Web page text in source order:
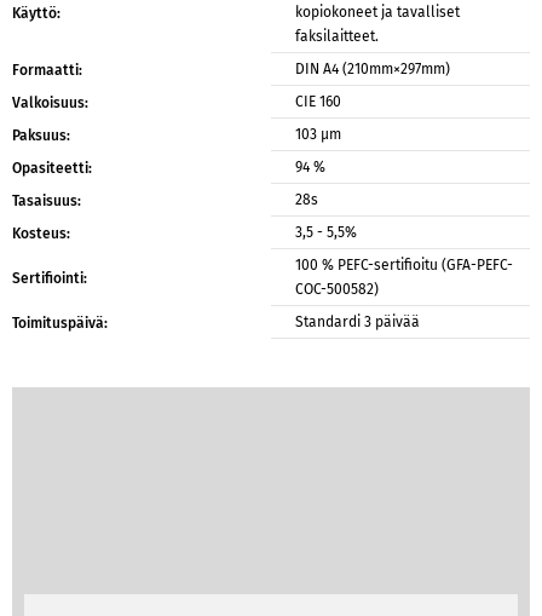
Käyttö:
kopiokoneet ja tavalliset
faksilaitteet.
Formaatti:
DIN A4 (210mm×297mm)
Valkoisuus:
CIE 160
Paksuus:
103 μm
Opasiteetti:
94 %
Tasaisuus:
28s
Kosteus:
3,5 - 5,5%
Sertifiointi:
100 % PEFC-sertifioitu (GFA-PEFC-
COC-500582)
Toimituspäivä:
Standardi 3 päivää